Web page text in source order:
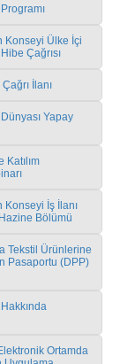
Konseyi Ülke İçi
Çağrısı
İlanı
Yapay
Konseyi İş İlanı
Bölümü
Tekstil Ürünlerine
Pasaportu (DPP)
Ortamda